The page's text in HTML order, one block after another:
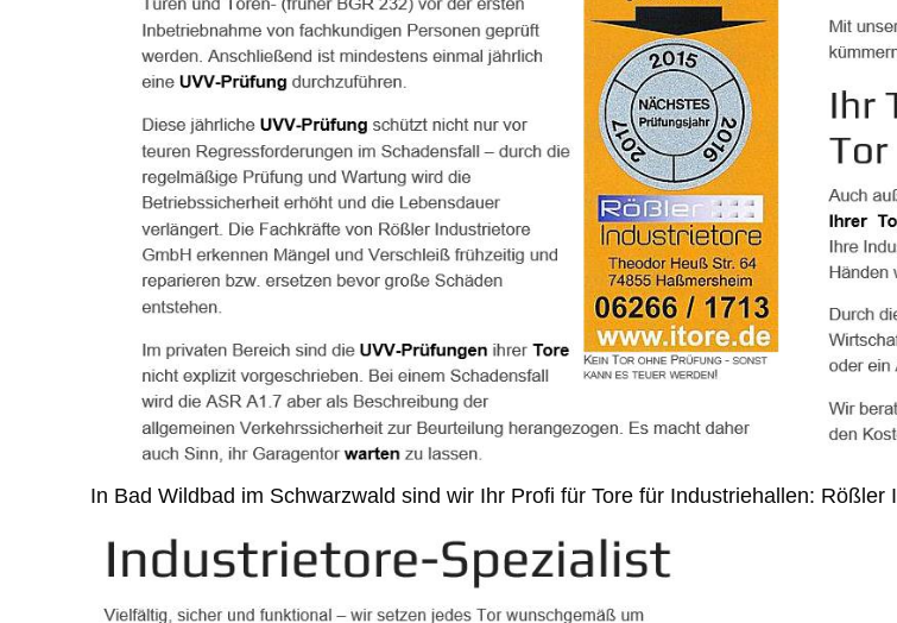
In Bad Wildbad im Schwarzwald sind wir Ihr Profi für Tore für Industriehallen: Rößler